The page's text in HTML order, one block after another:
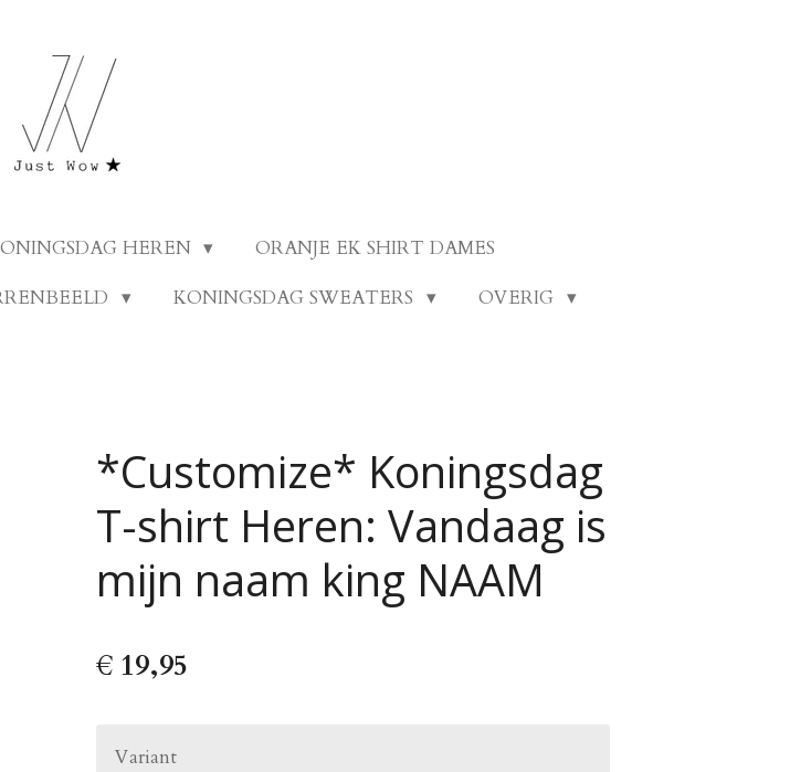
HEREN
ORANJE EK SHIRT DAMES
KONINGSDAG SWEATERS OVERIG
*Customize* Koningsdag
T-shirt Heren: Vandaag is
mijn naam king NAAM
€ 19,95
Variant